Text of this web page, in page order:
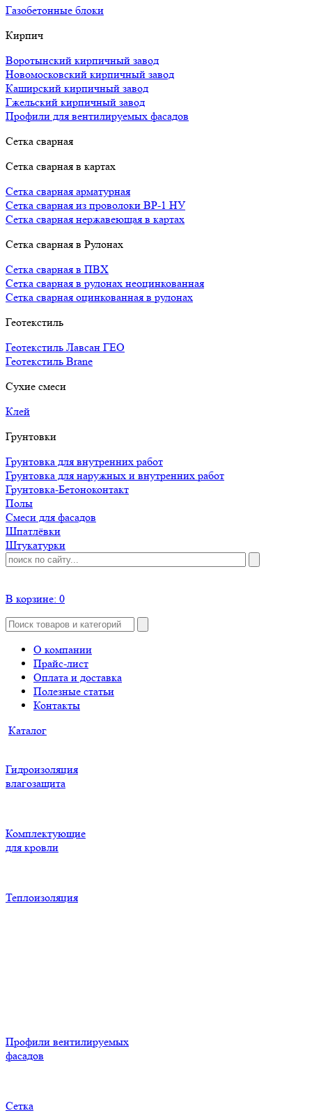
Газобетонные блоки
Кирпич
Воротынский кирпичный завод
Новомосковский кирпичный завод
Каширский кирпичный завод
Гжельский кирпичный завод
Профили для вентилируемых фасадов
Сетка сварная
Сетка сварная в картах
Сетка сварная арматурная
Сетка сварная из проволоки ВР-1 НУ
Сетка сварная нержавеющая в картах
Сетка сварная в Рулонах
Сетка сварная в ПВХ
Сетка сварная в рулонах неоцинкованная
Сетка сварная оцинкованная в рулонах
Геотекстиль
Геотекстиль Лавсан ГЕО
Геотекстиль Brane
Сухие смеси
Клей
Грунтовки
Грунтовка для внутренних работ
Грунтовка для наружных и внутренних работ
Грунтовка-Бетоноконтакт
Полы
Смеси для фасадов
Шпатлёвки
Штукатурки
В корзине: 0
О компании
Прайс-лист
Оплата и доставка
Полезные статьи
Контакты
Каталог
Гидроизоляция
влагозащита
Комплектующие
для кровли
Теплоизоляция
Профили вентилируемых
фасадов
Сетка